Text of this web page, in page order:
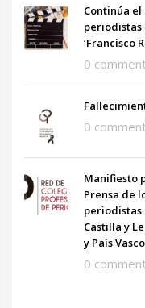
Continúa el
periodistas
‘Francisco
0
0
Manifiesto
Prensa de
periodistas
Castilla y
y País Vasco
0